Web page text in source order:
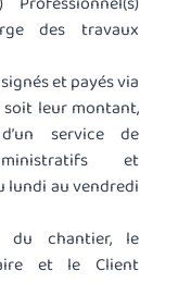
des travaux
et payés via
leur montant,
service de
et
lundi au vendredi
chantier, le
et le Client